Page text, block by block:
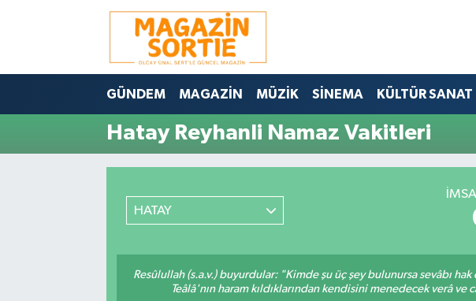
GÜNDEM MAGAZİN MÜZİK SİNEMA KÜLTÜR SANAT
Hatay Reyhanli Namaz Vakitleri
HATAY
Resûlullah (s.a.v.) buyurdular: "Kimde şu üç şey bulunursa sevâbı
Teâlâ'nın haram kıldıklarından kendisini menedecek verâ
Nöbetçi Eczaneler
Hava Durumu
Trafik Durumu